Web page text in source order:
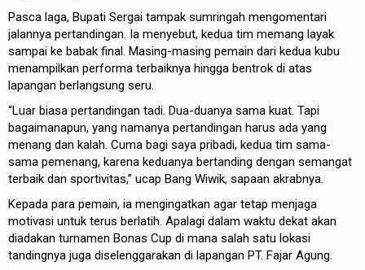
Pasca laga, Bupati Sergai tampak sumringah mengomentari
jalannya pertandingan. Ia menyebut, kedua tim memang layak
sampai ke babak final. Masing-masing pemain dari kedua kubu
menampilkan performa terbaiknya hingga bentrok di atas
lapangan berlangsung seru.
“Luar biasa pertandingan tadi. Dua-duanya sama kuat. Tapi
bagaimanapun, yang namanya pertandingan harus ada yang
menang dan kalah. Cuma bagi saya pribadi, kedua tim sama-
sama pemenang, karena keduanya bertanding dengan semangat
terbaik dan sportivitas,” ucap Bang Wiwik, sapaan akrabnya.
Kepada para pemain, ia mengingatkan agar tetap menjaga
motivasi untuk terus berlatih. Apalagi dalam waktu dekat akan
diadakan turnamen Bonas Cup di mana salah satu lokasi
tandingnya juga diselenggarakan di lapangan PT. Fajar Agung.